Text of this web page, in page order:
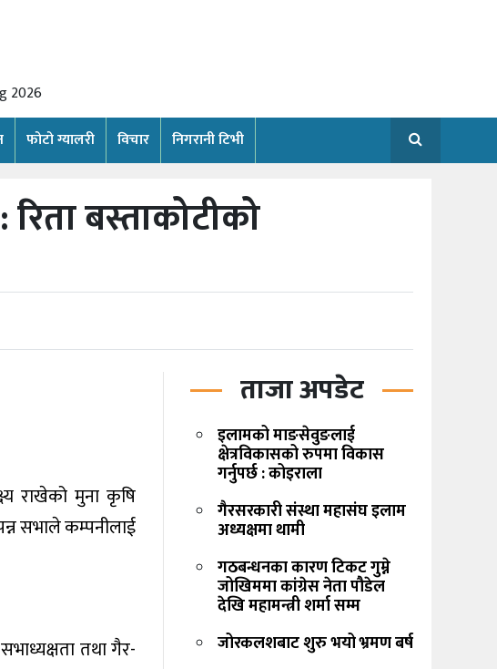
2026
फोटो ग्यालरी विचार निगरानी टिभी
बस्ताकोटीको
राखेको मुना कृषि
सभाले कम्पनीलाई
तथा गैर-
ताजा अपडेट
इलामको माङसेवुङलाई
क्षेत्रविकासको रुपमा विकास
गर्नुपर्छ : कोइराला
गैरसरकारी संस्था महासंघ इलाम
अध्यक्षमा थामी
गठबन्धनका कारण टिकट गुम्ने
जोखिममा कांग्रेस नेता पौडेल
देखि महामन्त्री शर्मा सम्म
जोरकलशबाट शुरु भयो भ्रमण बर्ष